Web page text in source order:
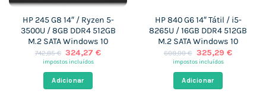
HP 245 G8 14″ / Ryzen 5-
3500U / 8GB DDR4 512GB
M.2 SATA Windows 10
742,85€ O
preço
era:
742,85 €.
324,27€O
impostos incluídos
Adicionar
HP 840 G6 14″ Tátil / i5-
8265U / 16GB DDR4 512GB
M.2 SATA Windows 10
608,00€ O
preço
era:
608,00 €.
325,29 €O
impostos incluídos
Adicionar